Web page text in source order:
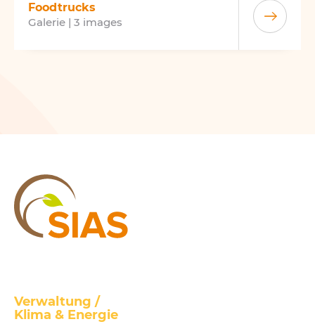
Foodtrucks
Galerie | 3 images
Verwaltung /
Klima & Energie